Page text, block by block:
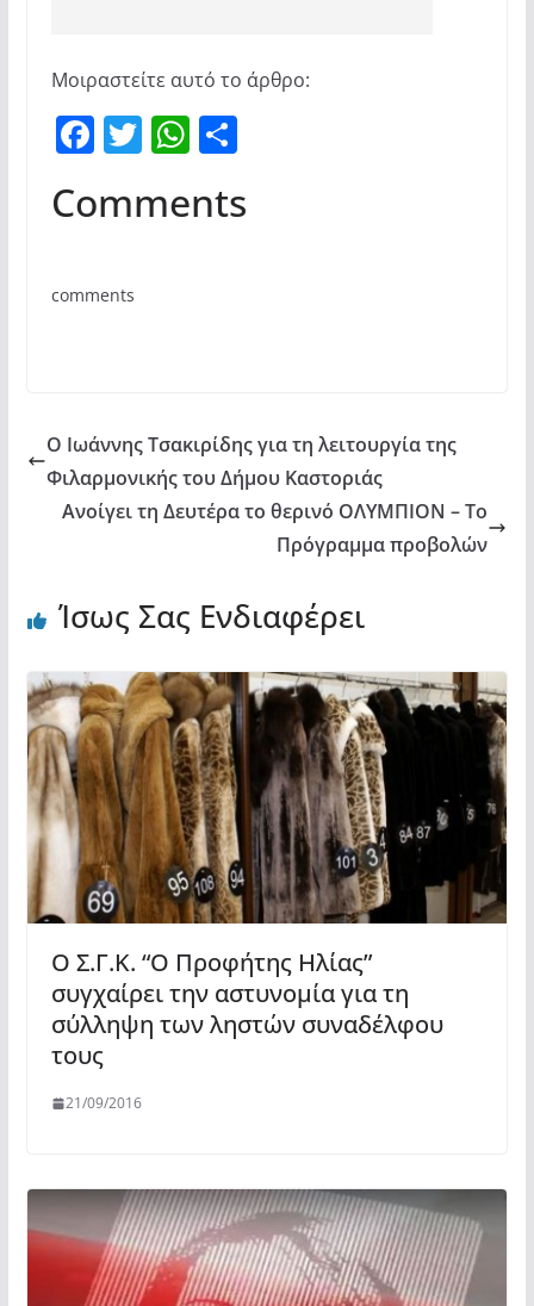
Μοιραστείτε αυτό το άρθρο:
F
c
b
T
itt
W
at
Μ
ρ
Comments
comments
Ο Ιωάννης Τσακιρίδης για τη λειτουργία της
Φιλαρμονικής του Δήμου Καστοριάς
Ανοίγει τη Δευτέρα το θερινό ΟΛΥΜΠΙΟΝ – Το
Πρόγραμμα προβολών
Ίσως Σας Ενδιαφέρει
Ο Σ.Γ.Κ. “Ο Προφήτης Ηλίας”
συγχαίρει την αστυνομία για τη
σύλληψη των ληστών συναδέλφου
τους
21/09/2016